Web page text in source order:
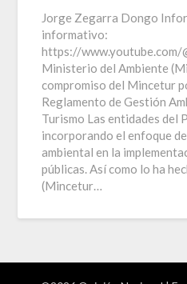
Jorge Zegarra Dongo
informativo:
https://www.youtube.com/
Ministerio del Ambiente
compromiso del Mincetur
Reglamento de Gestión
Turismo Las entidades del
incorporando el enfoque
ambiental en la
públicas. Así como lo ha
(Mincetur…